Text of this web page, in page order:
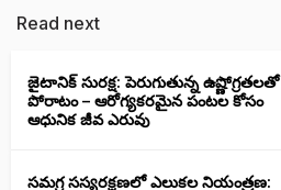
Read next
జైటానిక్ సురక్ష: పెరుగుతున్న ఉష్ణోగ్రతలతో
పోరాటం – ఆరోగ్యకరమైన పంటల కోసం
ఆధునిక జీవ ఎరువు
సమగ్ర సస్యరక్షణలో ఎలుకల నియంత్రణ: